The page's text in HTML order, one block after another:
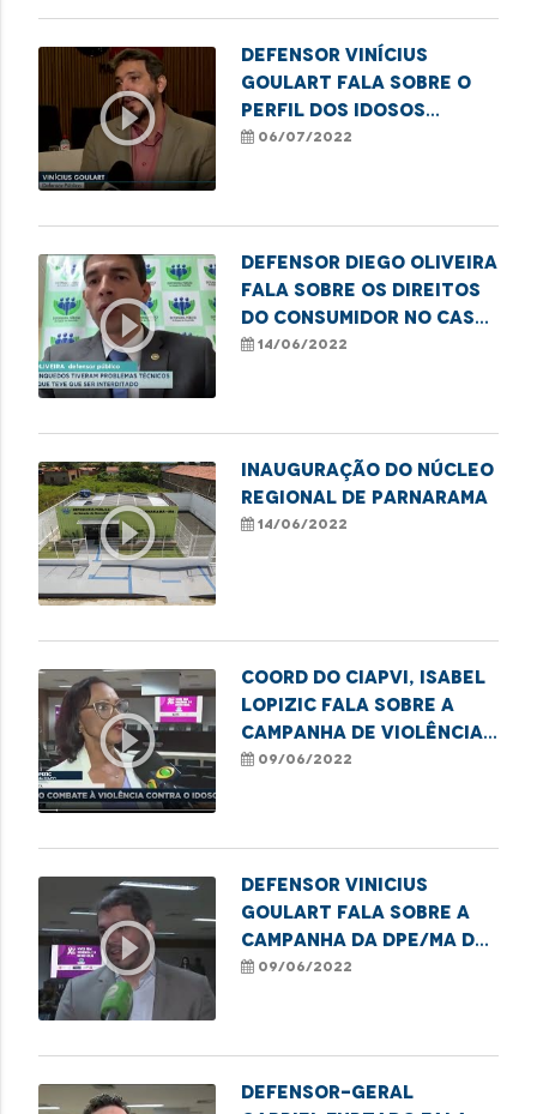
durante a pandemia
play_circle_outline
Defensor Vinícius
Goulart fala sobre o
perfil dos idosos
vítimas de violência no
06/07/2022
play_circle_outline
Defensor Diego Oliveira
fala sobre os direitos
do consumidor no caso
do parque de diversões
nos seus brinquedos
14/06/2022
play_circle_outline
Inauguração do Núcleo
Regional de Parnarama
14/06/2022
play_circle_outline
Coord do CIAPVI, Isabel
Lopizic fala sobre a
Campanha de Violência
contra os idosos
09/06/2022
play_circle_outline
Defensor Vinicius
Goulart fala sobre a
campanha da DPE/MA de
combate a violência
09/06/2022
Defensor-Geral